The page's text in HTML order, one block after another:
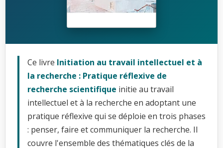
Ce livre Initiation au travail intellectuel et à
la recherche : Pratique réflexive de
recherche scientifique initie au travail
intellectuel et à la recherche en adoptant une
pratique réflexive qui se déploie en trois phases
: penser, faire et communiquer la recherche. Il
couvre l'ensemble des thématiques clés de la